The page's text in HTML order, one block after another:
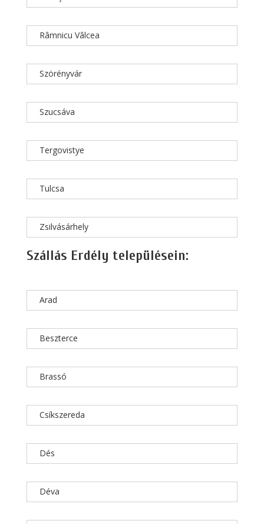
Râmnicu Vâlcea
Szörényvár
Szucsáva
Tergovistye
Tulcsa
Zsilvásárhely
Szállás Erdély településein:
Arad
Beszterce
Brassó
Csíkszereda
Dés
Déva